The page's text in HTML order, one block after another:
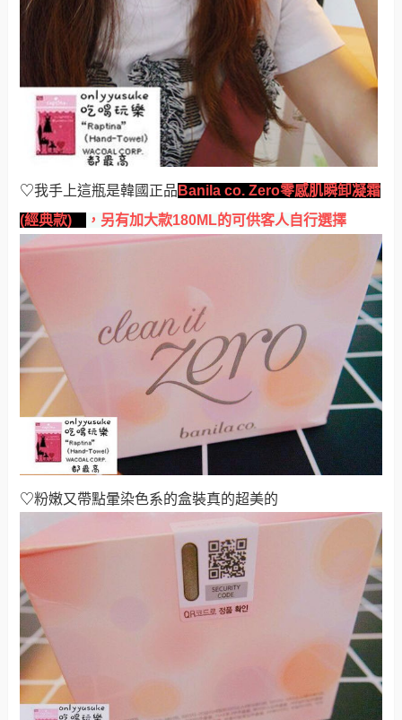
♡我手上這瓶是韓國正品 Banila co. Zero零感肌瞬卸凝霜
(經典款)
， 另有加大款180ML的可供客人自行選擇
♡粉嫩又帶點暈染色系的盒裝真的超美的